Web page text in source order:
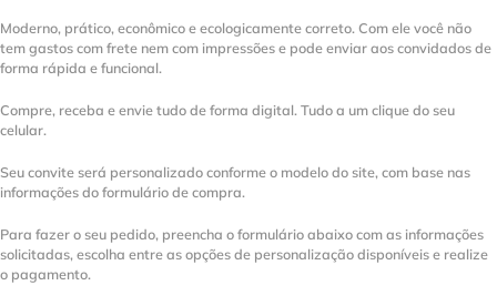
Moderno, prático, econômico e ecologicamente correto. Com ele você não
tem gastos com frete nem com impressões e pode enviar aos convidados de
forma rápida e funcional.
Compre, receba e envie tudo de forma digital. Tudo a um clique do seu
celular.
Seu convite será personalizado conforme o modelo do site, com base nas
informações do formulário de compra.
Para fazer o seu pedido, preencha o formulário abaixo com as informações
solicitadas, escolha entre as opções de personalização disponíveis e realize
o pagamento.